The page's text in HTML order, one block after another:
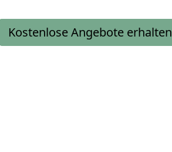
Kostenlose Angebote erhalten